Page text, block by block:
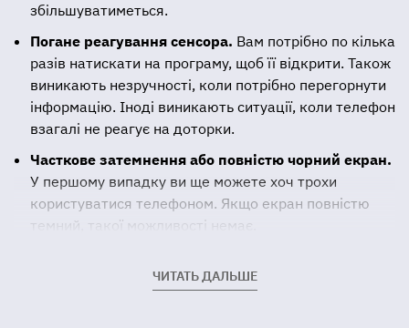
збільшуватиметься.
Погане реагування сенсора. Вам потрібно по кілька
разів натискати на програму, щоб її відкрити. Також
виникають незручності, коли потрібно перегорнути
інформацію. Іноді виникають ситуації, коли телефон
взагалі не реагує на доторки.
Часткове затемнення або повністю чорний екран.
У першому випадку ви ще можете хоч трохи
користуватися телефоном. Якщо екран повністю
темний, такої можливості немає.
значно більше. Вам потрібно лише одне – вчасно
ЧИТАТЬ ДАЛЬШЕ